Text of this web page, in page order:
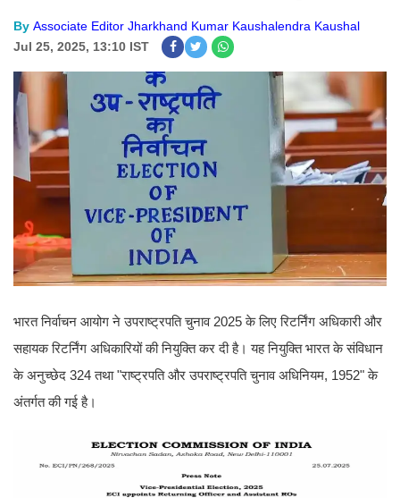
By Associate Editor Jharkhand Kumar Kaushalendra Kaushal
Jul 25, 2025, 13:10 IST
भारत निर्वाचन आयोग ने उपराष्ट्रपति चुनाव 2025 के लिए रिटर्निंग अधिकारी और
सहायक रिटर्निंग अधिकारियों की नियुक्ति कर दी है। यह नियुक्ति भारत के संविधान
के अनुच्छेद 324 तथा "राष्ट्रपति और उपराष्ट्रपति चुनाव अधिनियम, 1952" के
अंतर्गत की गई है।